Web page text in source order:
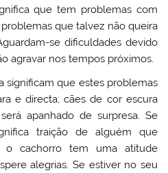
que tem problemas com
que talvez não queira
se dificuldades devido
agravar nos tempos próximos.
significam que estes problemas
e directa; cães de cor escura
apanhado de surpresa. Se
traição de alguém que
o cachorro tem uma atitude
alegrias. Se estiver no seu